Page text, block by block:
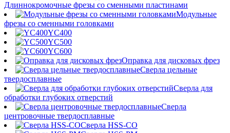
Длиннокромочные фрезы со сменными пластинами
Модульные
фрезы со сменными головками
YC400
YC500
YC600
Оправка для дисковых фрез
Сверла цельные
твердосплавные
Сверла для
обработки глубоких отверстий
Сверла
центровочные твердосплавные
Сверла HSS-CO